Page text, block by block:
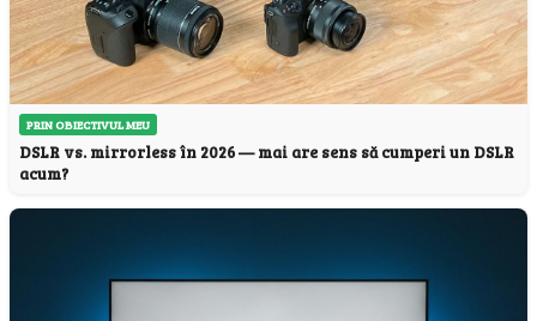
PRIN OBIECTIVUL MEU
DSLR vs. mirrorless în 2026 — mai are sens să cumperi un DSLR
acum?